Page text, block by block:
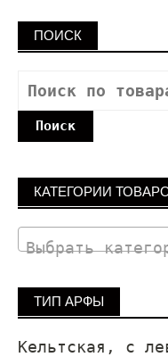
ПОИСК
Поиск
КАТЕГОРИИ
Выбрать
ТИП АРФЫ
Кельтская, с